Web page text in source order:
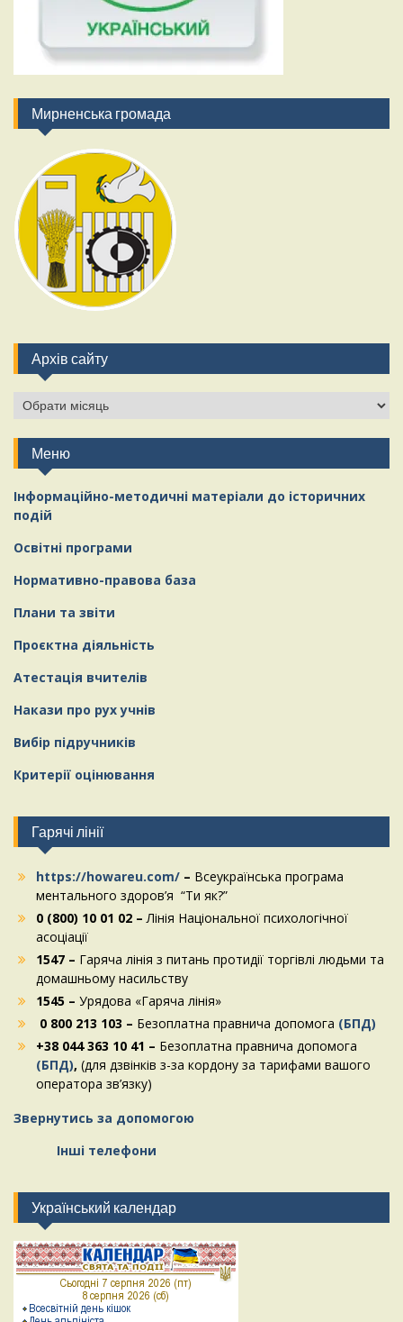
Мирненська громада
Архів сайту
Меню
Інформаційно-методичні матеріали до історичних
подій
Освітні програми
Нормативно-правова база
Плани та звіти
Проєктна діяльність
Атестація вчителів
Накази про рух учнів
Вибір підручників
Критерії оцінювання
Гарячі лінії
https://howareu.com/ – Всеукраїнська програма
ментального здоров’я “Ти як?”
0 (800) 10 01 02 –Лінія Національної психологічної
асоціації
1547 – Гаряча лінія з питань протидії торгівлі людьми та
домашньому насильству
1545 – Урядова «Гаряча лінія»
0 800 213 103 – Безоплатна правнича допомога (БПД)
+38 044 363 10 41 – Безоплатна правнича допомога
(БПД), (для дзвінків з-за кордону за тарифами вашого
оператора зв’язку)
Звернутись за допомогою
Інші телефони
Український календар